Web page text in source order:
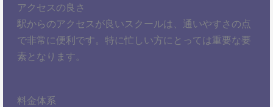
アクセスの良さ
駅からのアクセスが良いスクールは、通いやすさの点
で非常に便利です。特に忙しい方にとっては重要な要
素となります。
料金体系